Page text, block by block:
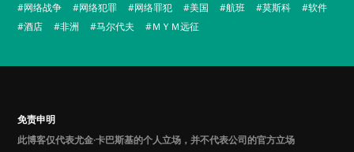
网络战争
网络犯罪 网络罪犯 美国 航班 莫斯科
软件
酒店
非洲 马尔代夫 ＭＹＭ远征
免责申明
此博客仅代表尤金·卡巴斯基的个人立场，并不代表公司的官方立场